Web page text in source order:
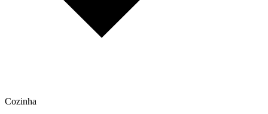
Cozinha